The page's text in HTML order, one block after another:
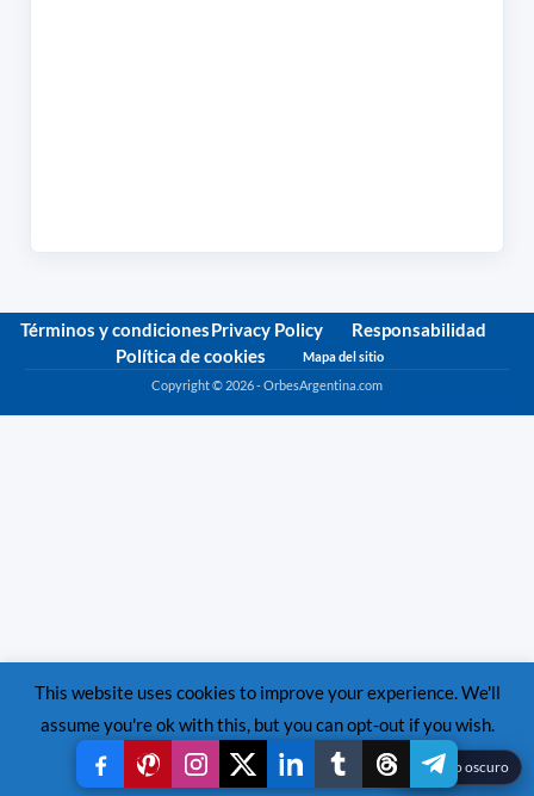
Términos y condicionesPrivacy Policy
Responsabilidad
Política de cookies
Mapa del sitio
Copyright © 2026 - OrbesArgentina.com
This website uses cookies to improve your experience. We'll
assume you're ok with this, but you can opt-out if you wish.
Accept Reject Read More ☾Modo oscuro